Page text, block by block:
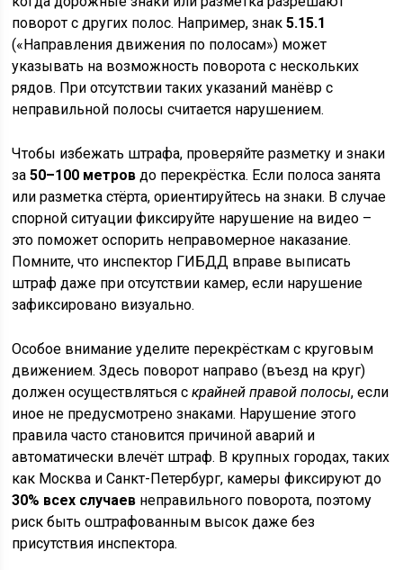
поворот с других полос. Например, знак5.15.1
(«Направления движения по полосам») может
указывать на возможность поворота с нескольких
рядов. При отсутствии таких указаний манёвр с
неправильной полосы считается нарушением.
Чтобы избежать штрафа, проверяйте разметку и знаки
за50–100 метров до перекрёстка. Если полоса занята
или разметка стёрта, ориентируйтесь на знаки. В случае
спорной ситуации фиксируйте нарушение на видео –
это поможет оспорить неправомерное наказание.
Помните, что инспектор ГИБДД вправе выписать
штраф даже при отсутствии камер, если нарушение
зафиксировано визуально.
Особое внимание уделите перекрёсткам с круговым
движением. Здесь поворот направо (въезд на круг)
должен осуществляться скрайней правой полосы, если
иное не предусмотрено знаками. Нарушение этого
правила часто становится причиной аварий и
автоматически влечёт штраф. В крупных городах, таких
как Москва и Санкт-Петербург, камеры фиксируют до
30% всех случаев неправильного поворота, поэтому
риск быть оштрафованным высок даже без
присутствия инспектора.